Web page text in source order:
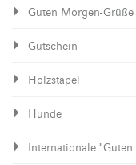
Guten Morgen-Grüße
Gutschein
Holzstapel
Hunde
Internationale